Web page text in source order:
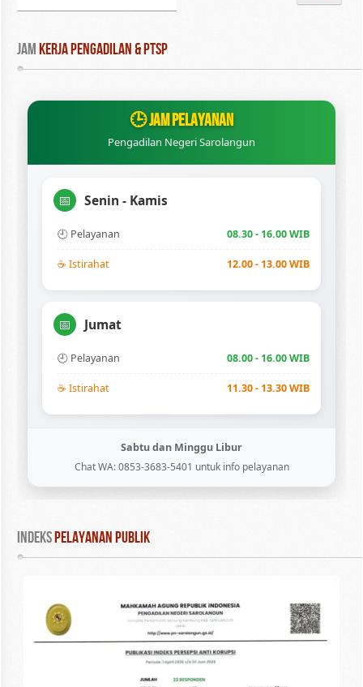
Jam Kerja Pengadilan & PTSP
🕒 JAM PELAYANAN
Pengadilan Negeri Sarolangun
📅 Senin - Kamis
🕘 Pelayanan 08.30 - 16.00 WIB
☕ Istirahat 12.00 - 13.00 WIB
📅 Jumat
🕘 Pelayanan 08.00 - 16.00 WIB
☕ Istirahat 11.30 - 13.30 WIB
Sabtu dan Minggu Libur
Chat WA: 0853-3683-5401 untuk info pelayanan
INDEKS PELAYANAN PUBLIK